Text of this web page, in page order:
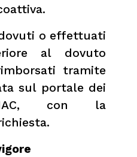
o effettuati
al dovuto
tramite
sul portale dei
con la